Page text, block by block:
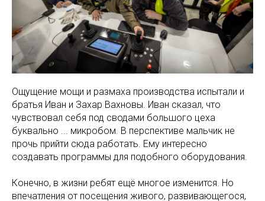
Ощущение мощи и размаха производства испытали и
братья Иван и Захар Вахновы. Иван сказал, что
чувствовал себя под сводами большого цеха
буквально ... микробом. В перспективе мальчик не
прочь прийти сюда работать. Ему интересно
создавать программы для подобного оборудования.
Конечно, в жизни ребят ещё многое изменится. Но
впечатления от посещения живого, развивающегося,